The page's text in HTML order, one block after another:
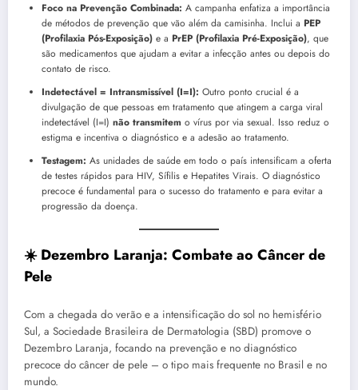
Foco na Prevenção Combinada: A campanha enfatiza a importância
de métodos de prevenção que vão além da camisinha. Inclui a PEP
(Profilaxia Pós-Exposição) e a PrEP (Profilaxia Pré-Exposição), que
são medicamentos que ajudam a evitar a infecção antes ou depois do
contato de risco.
Indetectável = Intransmissível (I=I): Outro ponto crucial é a
divulgação de que pessoas em tratamento que atingem a carga viral
indetectável (I=I) não transmitem o vírus por via sexual. Isso reduz o
estigma e incentiva o diagnóstico e a adesão ao tratamento.
Testagem: As unidades de saúde em todo o país intensificam a oferta
de testes rápidos para HIV, Sífilis e Hepatites Virais. O diagnóstico
precoce é fundamental para o sucesso do tratamento e para evitar a
progressão da doença.
☀️ Dezembro Laranja: Combate ao Câncer de
Pele
Com a chegada do verão e a intensificação do sol no hemisfério
Sul, a Sociedade Brasileira de Dermatologia (SBD) promove o
Dezembro Laranja, focando na prevenção e no diagnóstico
precoce do câncer de pele – o tipo mais frequente no Brasil e no
mundo.